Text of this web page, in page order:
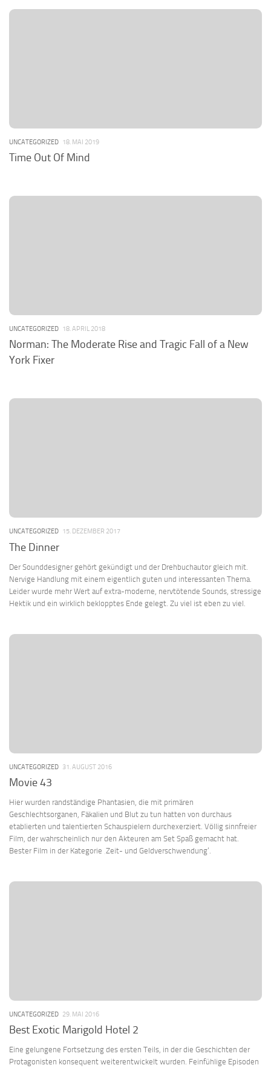
UNCATEGORIZED 18. MAI 2019
Time Out Of Mind
UNCATEGORIZED 18. APRIL 2018
Norman: The Moderate Rise and Tragic Fall of a New
York Fixer
UNCATEGORIZED 15. DEZEMBER 2017
The Dinner
Der Sounddesigner gehört gekündigt und der Drehbuchautor gleich mit.
Nervige Handlung mit einem eigentlich guten und interessanten Thema.
Leider wurde mehr Wert auf extra-moderne, nervtötende Sounds, stressige
Hektik und ein wirklich beklopptes Ende gelegt. Zu viel ist eben zu viel.
UNCATEGORIZED 31. AUGUST 2016
Movie 43
Hier wurden randständige Phantasien, die mit primären
Geschlechtsorganen, Fäkalien und Blut zu tun hatten von durchaus
etablierten und talentierten Schauspielern durchexerziert. Völlig sinnfreier
Film, der wahrscheinlich nur den Akteuren am Set Spaß gemacht hat.
Bester Film in der Kategorie ‚Zeit- und Geldverschwendung‘.
UNCATEGORIZED 29. MAI 2016
Best Exotic Marigold Hotel 2
Eine gelungene Fortsetzung des ersten Teils, in der die Geschichten der
Protagonisten konsequent weiterentwickelt wurden. Feinfühlige Episoden